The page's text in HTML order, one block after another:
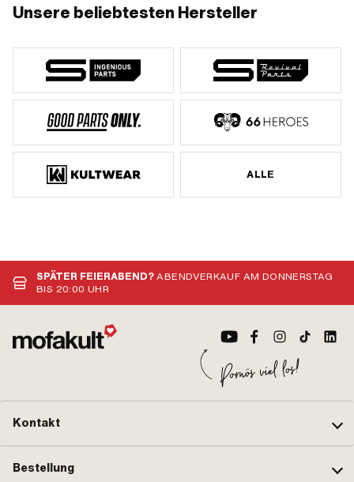
Unsere beliebtesten Hersteller
ALLE
SPÄTER FEIERABEND?ABENDVERKAUF AM DONNERSTAG
BIS 20:00 UHR
Kontakt
Bestellung